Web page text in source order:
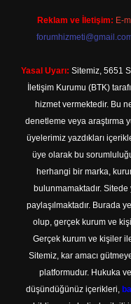
Reklam ve İletişim: E-
Yasal Uyarı: Sitemiz, 5651
İletişim Kurumu (BTK)
hizmet vermektedir. Bu
denetleme veya araştırma
üyelerimiz yazdıkları
üye olarak bu
herhangi bir marka,
bulunmamaktadır. Sitede
paylaşılmaktadır. Burada
olup, gerçek kurum ve
Gerçek kurum ve kişiler
Sitemiz, kar amacı
platformudur. Hukuka
düşündüğünüz içerikleri,